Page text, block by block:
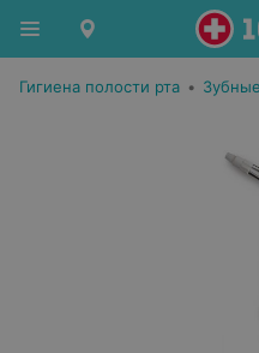
Гигиена полости рта •